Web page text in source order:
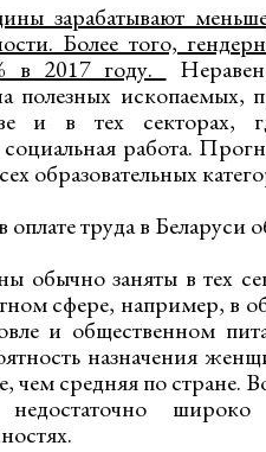
зарабатывают
Более того,
в 2017 году.
полезных
и в тех секторах,
работа.
образовательных
оплате труда в
обычно заняты в тех
сфере, например, в
и общественном
назначения
чем средняя по стране.
широко